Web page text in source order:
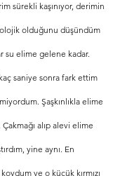
sürekli kaşınıyor, derimin
olduğunu düşündüm
su elime gelene kadar.
saniye sonra fark ettim
Şaşkınlıkla elime
alıp alevi elime
yine aynı. En
ve o küçük kırmızı